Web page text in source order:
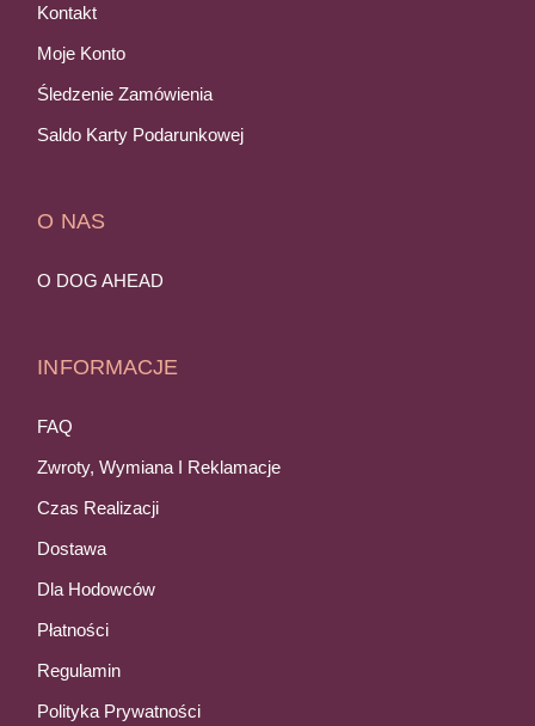
Kontakt
Moje Konto
Śledzenie Zamówienia
Saldo Karty Podarunkowej
O NAS
O DOG AHEAD
INFORMACJE
FAQ
Zwroty, Wymiana I Reklamacje
Czas Realizacji
Dostawa
Dla Hodowców
Płatności
Regulamin
Polityka Prywatności